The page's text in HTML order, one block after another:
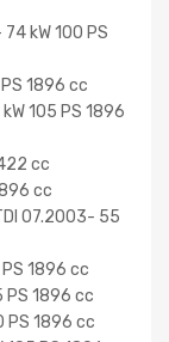
kW 100 PS
1896 cc
105 PS 1896
cc
cc
07.2003- 55
1896 cc
PS 1896 cc
PS 1896 cc